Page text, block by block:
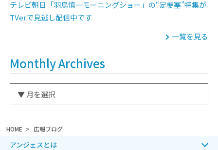
HOME 広報ブログ
テレビ朝日「羽鳥慎一モーニングショー」の“足梗塞”特集が
TVerで見逃し配信中です
一覧を見る
Monthly Archives
アンジェスとは